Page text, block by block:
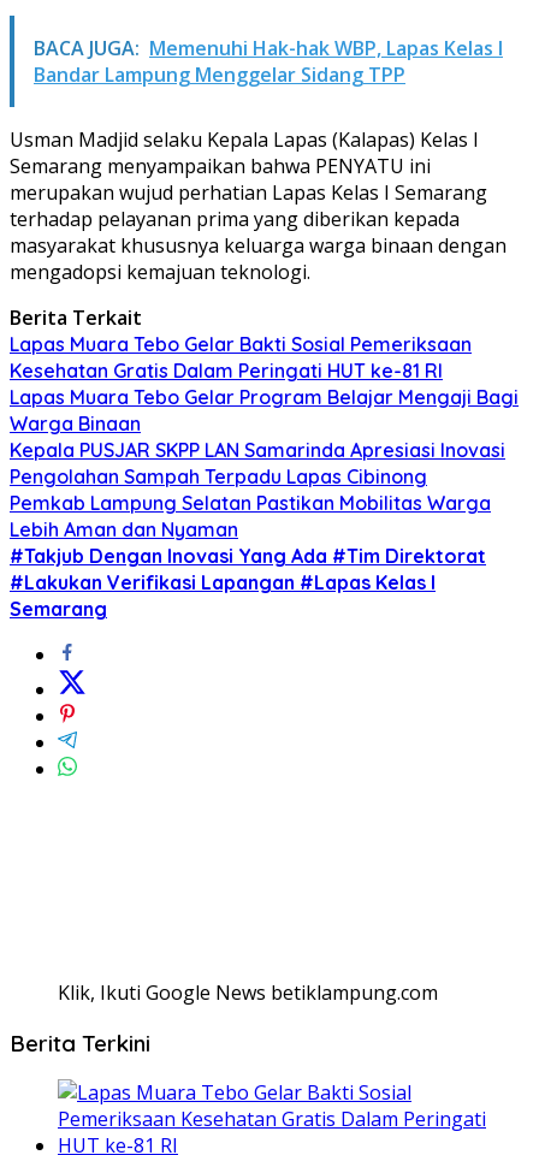
BACA JUGA: Memenuhi Hak-hak WBP, Lapas Kelas I
Bandar Lampung Menggelar Sidang TPP
Usman Madjid selaku Kepala Lapas (Kalapas) Kelas I
Semarang menyampaikan bahwa PENYATU ini
merupakan wujud perhatian Lapas Kelas I Semarang
terhadap pelayanan prima yang diberikan kepada
masyarakat khususnya keluarga warga binaan dengan
mengadopsi kemajuan teknologi.
Berita Terkait
Lapas Muara Tebo Gelar Bakti Sosial Pemeriksaan
Kesehatan Gratis Dalam Peringati HUT ke-81 RI
Lapas Muara Tebo Gelar Program Belajar Mengaji Bagi
Warga Binaan
Kepala PUSJAR SKPP LAN Samarinda Apresiasi Inovasi
Pengolahan Sampah Terpadu Lapas Cibinong
Pemkab Lampung Selatan Pastikan Mobilitas Warga
Lebih Aman dan Nyaman
#Takjub Dengan Inovasi Yang Ada #Tim Direktorat
#Lakukan Verifikasi Lapangan #Lapas Kelas I
Semarang
Klik, Ikuti Google News betiklampung.com
Berita Terkini